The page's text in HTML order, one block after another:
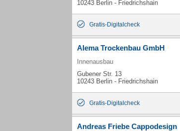
10243 Berlin - Friedrichshain
Gratis-Digitalcheck
Alema Trockenbau GmbH
Innenausbau
Gubener Str. 13
10243 Berlin - Friedrichshain
Gratis-Digitalcheck
Andreas Friebe Cappodesign